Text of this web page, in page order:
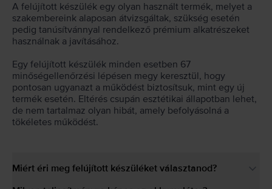
A felújított készülék egy olyan használt termék, melyet a
szakembereink alaposan átvizsgáltak, szükség esetén
pedig tanúsítvánnyal rendelkező prémium alkatrészeket
használnak a javításához.
Egy felújított készülék minden esetben 67
minőségellenőrzési lépésen megy keresztül, hogy
pontosan ugyanazt a működést biztosítsuk, mint egy új
termék esetén. Eltérés csupán esztétikai állapotban lehet,
de nem tartalmaz olyan hibát, amely befolyásolná a
tökéletes működést.
Miért éri meg felújított készüléket választanod?